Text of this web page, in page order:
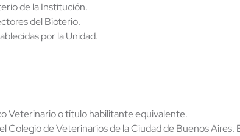
de la Institución.
del Bioterio.
por la Unidad.
Veterinario o título habilitante equivalente.
Colegio de Veterinarios de la Ciudad de Buenos